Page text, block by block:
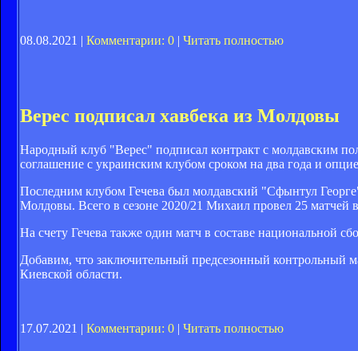
08.08.2021 | Комментарии: 0 | Читать полностью
Верес подписал хавбека из Молдовы
Народный клуб "Верес" подписал контракт с молдавским
соглашение с украинским клубом сроком на два года и
Последним клубом Гечева был молдавский "Сфынтул
Молдовы. Всего в сезоне 2020/21 Михаил провел 25 матчей
На счету Гечева также один матч в составе национальной
Добавим, что заключительный предсезонный контрольный
Киевской области.
17.07.2021 | Комментарии: 0 | Читать полностью